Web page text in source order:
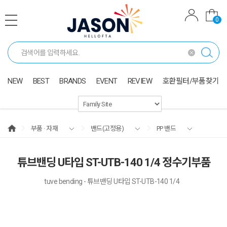
0
NEW BEST BRANDS EVENT REVIEW 호환필터/부품찾기
부품 · 자재 밴드(고정용) PP 밴드
튜브밴딩 U타입 ST-UTB-140 1/4 정수기부품
tuve bending - 튜브밴딩 U타입 ST-UTB-140 1/4